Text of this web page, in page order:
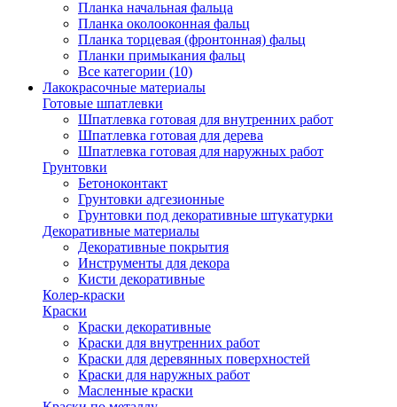
Планка начальная фальца
Планка околооконная фальц
Планка торцевая (фронтонная) фальц
Планки примыкания фальц
Все категории (10)
Лакокрасочные материалы
Готовые шпатлевки
Шпатлевка готовая для внутренних работ
Шпатлевка готовая для дерева
Шпатлевка готовая для наружных работ
Грунтовки
Бетоноконтакт
Грунтовки адгезионные
Грунтовки под декоративные штукатурки
Декоративные материалы
Декоративные покрытия
Инструменты для декора
Кисти декоративные
Колер-краски
Краски
Краски декоративные
Краски для внутренних работ
Краски для деревянных поверхностей
Краски для наружных работ
Масленные краски